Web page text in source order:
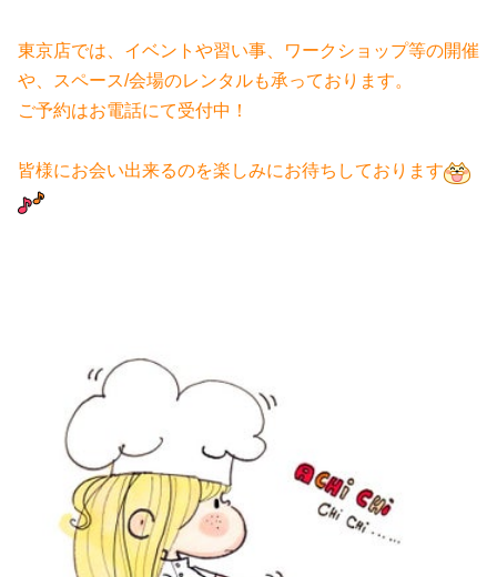
東京店では、イベントや習い事、ワークショップ等の開催
や、スペース/会場のレンタルも承っております。
ご予約はお電話にて受付中！
皆様にお会い出来るのを楽しみにお待ちしております